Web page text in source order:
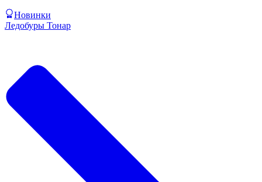
Новинки
Ледобуры Тонар